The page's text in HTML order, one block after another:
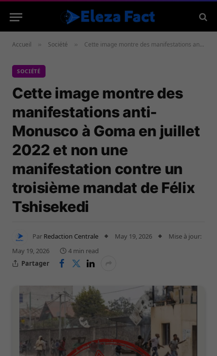
Accueil » Société » Cette image montre des manifestations anti-Monusco à Goma en juillet 2022 et non une manifestation contre un troisième mandat de Félix Tshisekedi
SOCIÉTÉ
Cette image montre des
manifestations anti-
Monusco à Goma en juillet
2022 et non une
manifestation contre un
troisième mandat de Félix
Tshisekedi
Par Redaction Centrale May 19, 2026
Mise à jour:
May 19, 2026
4 min read
Partager